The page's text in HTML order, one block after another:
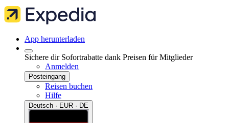
App herunterladen
Sichere dir Sofortrabatte dank Preisen für Mitglieder
Anmelden
Posteingang
Reisen buchen
Hilfe
Deutsch · EUR · DE